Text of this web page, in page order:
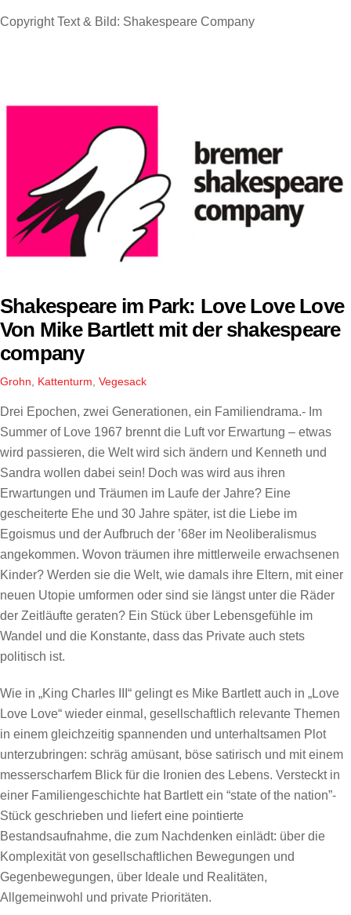
Copyright Text & Bild: Shakespeare Company
Shakespeare im Park: Love Love Love
Von Mike Bartlett mit der shakespeare
company
Grohn Kattenturm Vegesack
Drei Epochen, zwei Generationen, ein Familiendrama.- Im
Summer of Love 1967 brennt die Luft vor Erwartung – etwas
wird passieren, die Welt wird sich ändern und Kenneth und
Sandra wollen dabei sein! Doch was wird aus ihren
Erwartungen und Träumen im Laufe der Jahre? Eine
gescheiterte Ehe und 30 Jahre später, ist die Liebe im
Egoismus und der Aufbruch der ’68er im Neoliberalismus
angekommen. Wovon träumen ihre mittlerweile erwachsenen
Kinder? Werden sie die Welt, wie damals ihre Eltern, mit einer
neuen Utopie umformen oder sind sie längst unter die Räder
der Zeitläufte geraten? Ein Stück über Lebensgefühle im
Wandel und die Konstante, dass das Private auch stets
politisch ist.
Wie in „King Charles III“ gelingt es Mike Bartlett auch in „Love
Love Love“ wieder einmal, gesellschaftlich relevante Themen
in einem gleichzeitig spannenden und unterhaltsamen Plot
unterzubringen: schräg amüsant, böse satirisch und mit einem
messerscharfem Blick für die Ironien des Lebens. Versteckt in
einer Familiengeschichte hat Bartlett ein “state of the nation”-
Stück geschrieben und liefert eine pointierte
Bestandsaufnahme, die zum Nachdenken einlädt: über die
Komplexität von gesellschaftlichen Bewegungen und
Gegenbewegungen, über Ideale und Realitäten,
Allgemeinwohl und private Prioritäten.